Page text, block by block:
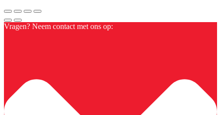
Vragen? Neem contact met ons op: